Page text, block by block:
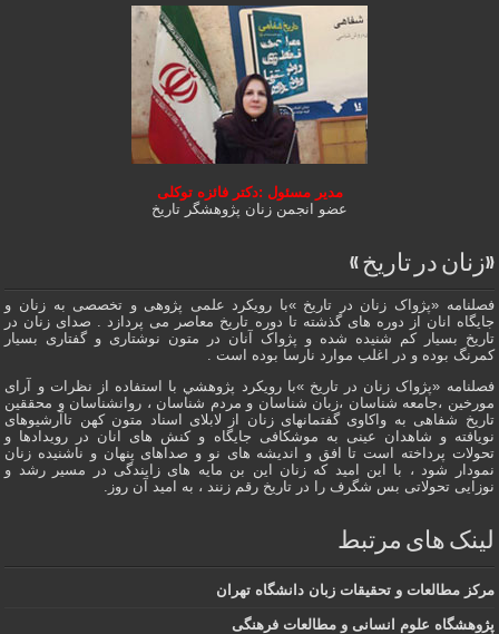
مدیر مسئول :دکتر فائزه توکلی
عضو انجمن زنان پژوهشگر تاریخ
«زنان در تاریخ »
فصلنامه «پژواک زنان در تاریخ »با رویکرد علمی پژوهى و تخصصی به زنان و
جایگاه انان از دوره هاى گذشته تا دوره تاریخ معاصر می پردازد . صدای زنان در
تاریخ بسیار کم شنیده شده و پژواک آنان در متون نوشتاری و گفتاری بسیار
کمرنگ بوده و در اغلب موارد نارسا بوده است .
فصلنامه «پژواک زنان در تاریخ »با رویکرد پژوهشي با استفاده از نظرات و آرای
مورخین ،جامعه شناسان ،زبان شناسان و مردم شناسان ، روانشناسان و محققین
تاریخ شفاهی به واکاوی گفتمانهاى زنان از لابلای اسناد متون کهن تاآرشیوهای
نویافته و شاهدان عينى به موشکافی جايگاه و كنش هاى انان در رویدادها و
تحولات پرداخته است تا افق و اندیشه های نو و صداهای پنهان و ناشنیده زنان
نمودار شود ، با این امید که زنان این بن مایه های زایندگی در مسير رشد و
نوزایی تحولاتی بس شگرف را در تاریخ رقم زنند ، به اميد آن روز.
لینک های مرتبط
مرکز مطالعات و تحقیقات زبان دانشگاه تهران
پژوهشگاه علوم انسانی و مطالعات فرهنگی